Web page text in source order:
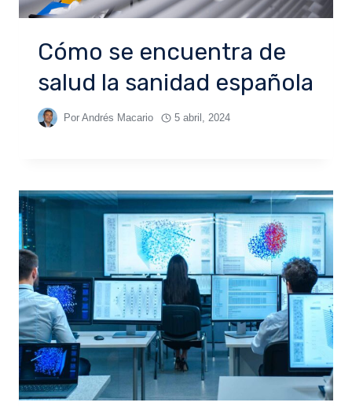
Cómo se encuentra de
salud la sanidad española
Por Andrés Macario 5 abril, 2024